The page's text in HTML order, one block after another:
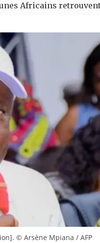
retrouvent
© Arsène Mpiana / AFP